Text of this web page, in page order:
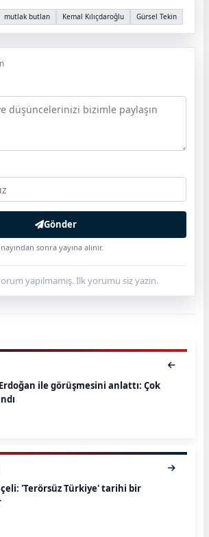
mutlak butlan Kemal Kılıçdaroğlu Gürsel Tekin
Gönder
sonra yayına alınır.
yapılmamış. İlk yorumu siz yazın.
ile görüşmesini anlattı: Çok
'Terörsüz Türkiye' tarihi bir